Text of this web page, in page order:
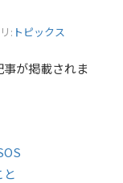
: トピックス
が掲載されま